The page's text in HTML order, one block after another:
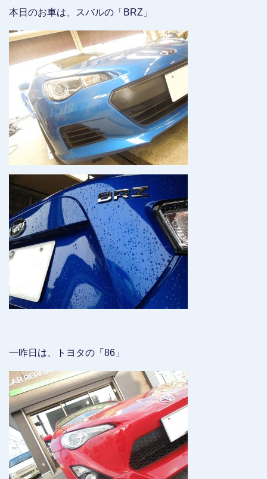
本日のお車は、スバルの「BRZ」
一昨日は、トヨタの「86」